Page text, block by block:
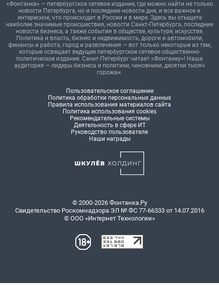
«Фонтанка» — петербургское сетевое издание, где можно найти не только
новости Петербурга, но и последние новости дня, и все важное и
интересное, что происходит в России и в мире. Здесь вы отыщете
наиболее значимые происшествия, новости Санкт-Петербурга, последние
новости бизнеса, а также события в обществе, культуре, искусстве.
Политика и власть, бизнес и недвижимость, дороги и автомобили,
финансы и работа, город и развлечения — вот только некоторые из тем,
которые освещает ведущее петербургское сетевое общественно-
политическое издание. Санкт-Петербург читает «Фонтанку»! Наша
аудитория — лидеры бизнеса и политики, чиновники, десятки тысяч
горожан.
Пользовательское соглашение
Политика обработки персональных данных
Правила использования материалов сайта
Политика использования cookies
Рекомендательные системы
Деятельность в сфере ИТ
Руководство пользователя
Наши награды
© 2000-2026 Фонтанка.Ру
Свидетельство Роскомнадзора ЭЛ № ФС 77-66333 от 14.07.2016
© ООО «Интернет Технологии»